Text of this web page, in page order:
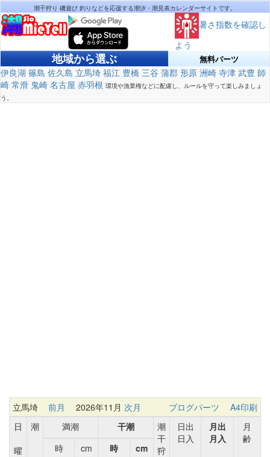
潮干狩り 磯遊び 釣りなどを応援する潮汐・潮見表カレンダーサイトです。
暑さ指数を確認し
よう
地域から選ぶ 無料パーツ
伊良湖 篠島 佐久島 立馬埼 福江 豊橋 三谷 蒲郡 形原 洲崎 寺津 武豊 師
崎 常滑 鬼崎 名古屋 赤羽根 環境や漁業権などに配慮し、ルールを守って楽しみましょ
う。
立馬埼 前月 2026年11月 次月 ブログパーツ
A4印刷
日
曜
潮 満潮 干潮
潮
干
狩
日出
日入
月出
月入
月
齢
時
cm 時
cm